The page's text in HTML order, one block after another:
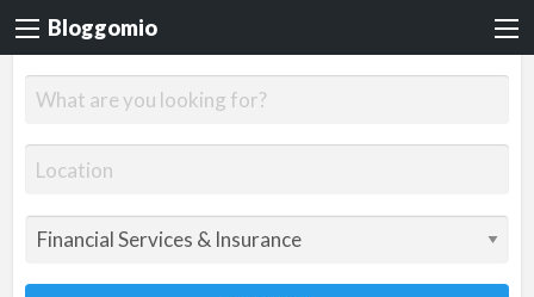
Bloggomio